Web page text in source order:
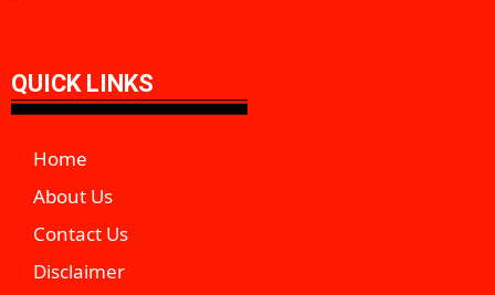
QUICK LINKS
Home
About Us
Contact Us
Disclaimer